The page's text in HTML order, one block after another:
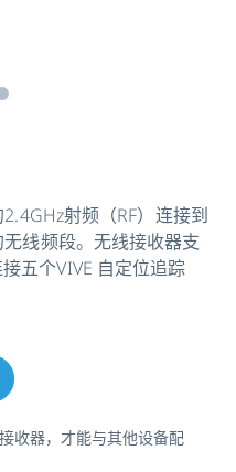
射频（RF）连接到
线频段。无线接收器支
五个VIVE 自定位追踪
收器，才能与其他设备配